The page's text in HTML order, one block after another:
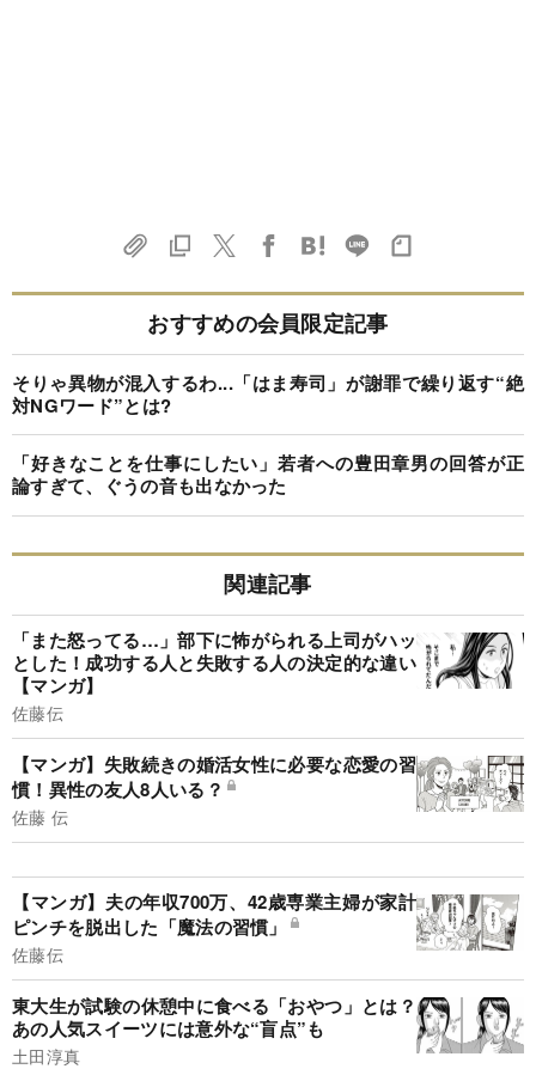
おすすめの会員限定記事
そりゃ異物が混入するわ...「はま寿司」が謝罪で繰り返す“絶
対NGワード”とは?
「好きなことを仕事にしたい」若者への豊田章男の回答が正
論すぎて、ぐうの音も出なかった
関連記事
「また怒ってる…」部下に怖がられる上司がハッ
とした！成功する人と失敗する人の決定的な違い
【マンガ】
佐藤伝
【マンガ】失敗続きの婚活女性に必要な恋愛の習
慣！異性の友人8人いる？
佐藤 伝
【マンガ】夫の年収700万、42歳専業主婦が家計
ピンチを脱出した「魔法の習慣」
佐藤伝
東大生が試験の休憩中に食べる「おやつ」とは？
あの人気スイーツには意外な“盲点”も
土田淳真